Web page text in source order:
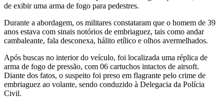
de exibir uma arma de fogo para pedestres.
Durante a abordagem, os militares constataram que o homem de 39
anos estava com sinais notórios de embriaguez, tais como andar
cambaleante, fala desconexa, hálito etílico e olhos avermelhados.
Após buscas no interior do veículo, foi localizada uma réplica de
arma de fogo de pressão, com 06 cartuchos intactos de airsoft.
Diante dos fatos, o suspeito foi preso em flagrante pelo crime de
embriaguez ao volante, sendo conduzido à Delegacia da Polícia
Civil.